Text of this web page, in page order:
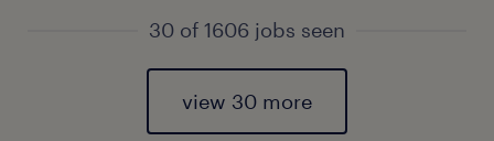
30 of 1606 jobs seen
view 30 more